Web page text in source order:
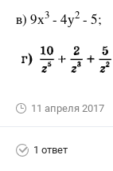
в) 9х3 - 4у2 - 5;
11 апреля 2017
1 ответ